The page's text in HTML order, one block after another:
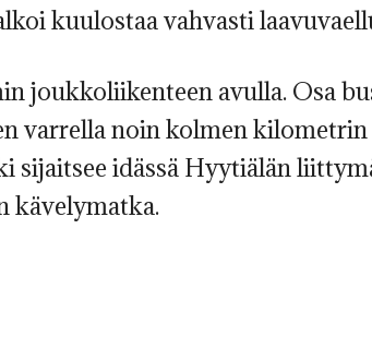
kuulostaa vahvasti
joukkoliikenteen avulla. Osa
varrella noin kolmen kilometrin
idässä Hyytiälän
kävelymatka.